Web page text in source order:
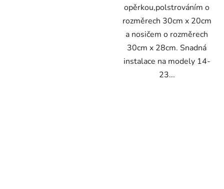
opěrkou,polstrováním o
rozměrech 30cm x 20cm
a nosičem o rozměrech
30cm x 28cm. Snadná
instalace na modely 14-
23...